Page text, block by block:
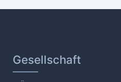
Gesellschaft